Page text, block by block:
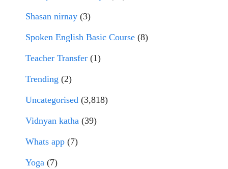
Shasan nirnay (3)
Spoken English Basic Course (8)
Teacher Transfer (1)
Trending (2)
Uncategorised (3,818)
Vidnyan katha (39)
Whats app (7)
Yoga (7)